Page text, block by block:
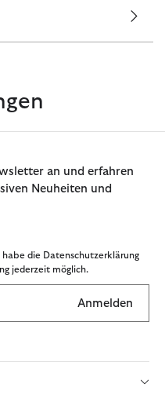
an und erfahren
Neuheiten und
habe die Datenschutzerklärung
jederzeit möglich.
Anmelden